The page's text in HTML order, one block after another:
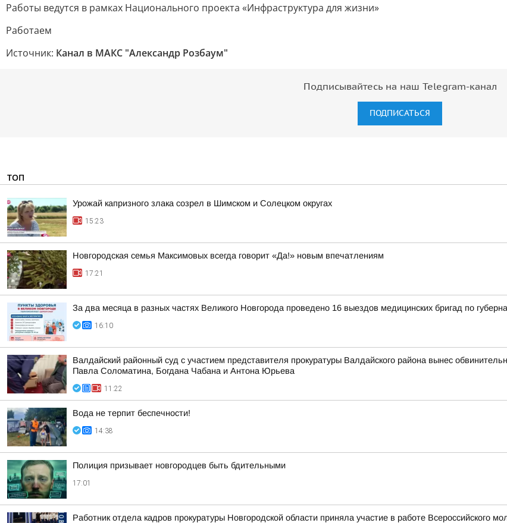
Работы ведутся в рамках Национального проекта «Инфраструктура для жизни»
Работаем
Источник: Канал в МАКС "Александр Розбаум"
Подписывайтесь на наш Telegram-канал
ПОДПИСАТЬСЯ
ТОП
Урожай капризного злака созрел в Шимском и Солецком округах
15:23
Новгородская семья Максимовых всегда говорит «Да!» новым впечатлениям
17:21
За два месяца в разных частях Великого Новгорода проведено 16 выездов медицинских бригад по
16:10
Валдайский районный суд с участием представителя прокуратуры Валдайского района вынес
Павла Соломатина, Богдана Чабана и Антона Юрьева
11:22
Вода не терпит беспечности!
14:38
Полиция призывает новгородцев быть бдительными
17:01
Работник отдела кадров прокуратуры Новгородской области приняла участие в работе Всероссийского